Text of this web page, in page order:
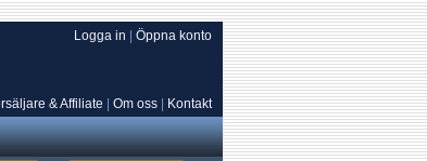
Logga in Öppna konto
& Affiliate Om oss Kontakt